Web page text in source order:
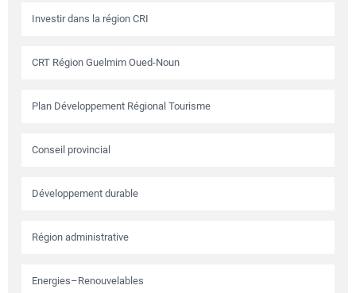
Investir dans la région CRI
CRT Région Guelmim Oued-Noun
Plan Développement Régional Tourisme
Conseil provincial
Développement durable
Région administrative
Energies–Renouvelables